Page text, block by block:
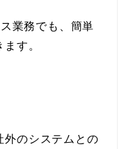
業務でも、簡単
す。
のシステムとの